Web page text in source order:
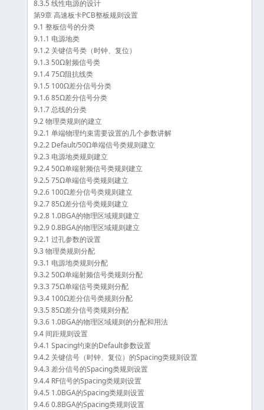
8.3.5 线性电源的设计
第9章 高速板卡PCB整板规则设置
9.1 整板信号的分类
9.1.1 电源地类
9.1.2 关键信号类（时钟、复位）
9.1.3 50Ω射频信号类
9.1.4 75Ω阻抗线类
9.1.5 100Ω差分信号分类
9.1.6 85Ω差分信号分类
9.1.7 总线的分类
9.2 物理类规则的建立
9.2.1 单端物理约束需要设置的几个参数讲解
9.2.2 Default/50Ω单端信号类规则建立
9.2.3 电源地类规则建立
9.2.4 50Ω单端射频信号类规则建立
9.2.5 75Ω单端信号类规则建立
9.2.6 100Ω差分信号类规则建立
9.2.7 85Ω差分信号类规则建立
9.2.8 1.0BGA的物理区域规则建立
9.2.9 0.8BGA的物理区域规则建立
9.2.1 过孔参数的设置
9.3 物理类规则分配
9.3.1 电源地类规则分配
9.3.2 50Ω单端射频信号类规则分配
9.3.3 75Ω单端信号类规则分配
9.3.4 100Ω差分信号类规则分配
9.3.5 85Ω差分信号类规则分配
9.3.6 1.0BGA的物理区域规则的分配和用法
9.4 间距规则设置
9.4.1 Spacing约束的Default参数设置
9.4.2 关键信号（时钟、复位）的Spacing类规则设置
9.4.3 差分信号的Spacing类规则设置
9.4.4 RF信号的Spacing类规则设置
9.4.5 1.0BGA的Spacing类规则设置
9.4.6 0.8BGA的Spacing类规则设置